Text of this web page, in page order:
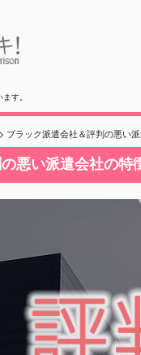
す。
ブラック派遣会社＆評判の悪い
悪い派遣会社の特